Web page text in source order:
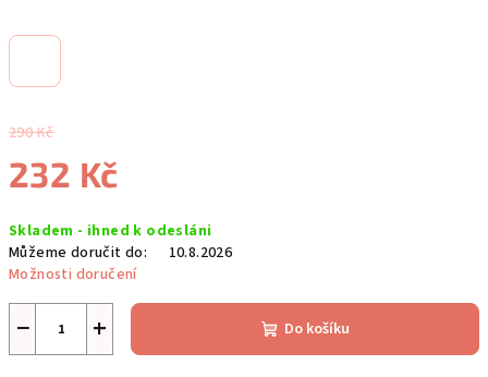
290 Kč
232 Kč
cena:
Skladem - ihned k odesláni
Můžeme doručit do:
10.8.2026
Možnosti doručení
+
− Do košíku